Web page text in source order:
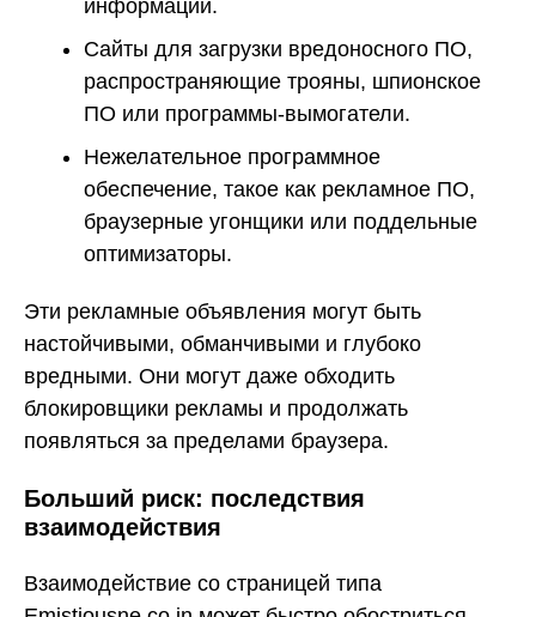
информации.
Сайты для загрузки вредоносного ПО,
распространяющие трояны, шпионское
ПО или программы-вымогатели.
Нежелательное программное
обеспечение, такое как рекламное ПО,
браузерные угонщики или поддельные
оптимизаторы.
Эти рекламные объявления могут быть
настойчивыми, обманчивыми и глубоко
вредными. Они могут даже обходить
блокировщики рекламы и продолжать
появляться за пределами браузера.
Больший риск: последствия
взаимодействия
Взаимодействие со страницей типа